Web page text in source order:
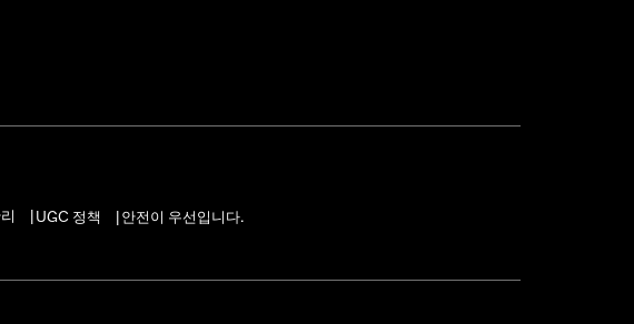
UGC 정책 안전이 우선입니다.